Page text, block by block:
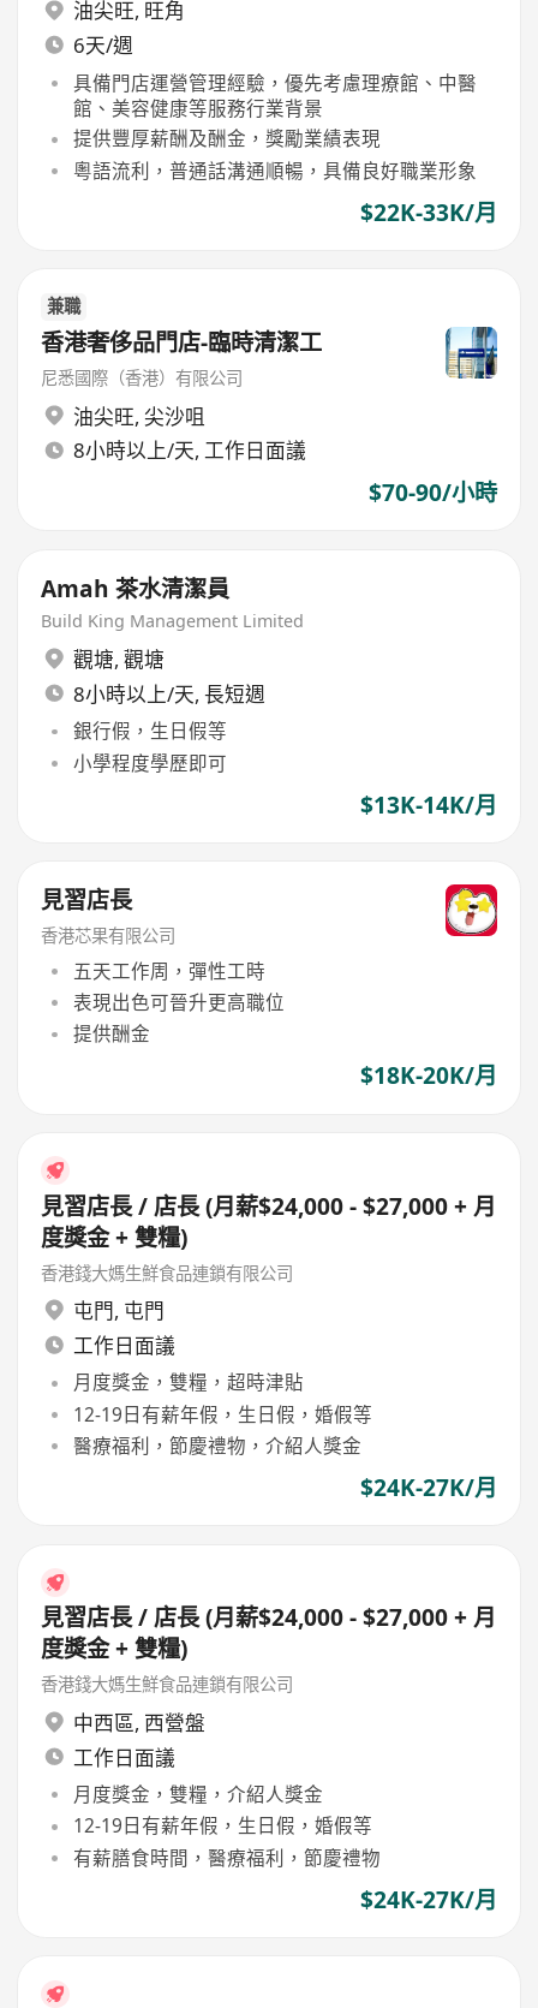
油尖旺, 旺角
6天/週
具備門店運營管理經驗，優先考慮理療館、中醫
館、美容健康等服務行業背景
提供豐厚薪酬及酬金，獎勵業績表現
粵語流利，普通話溝通順暢，具備良好職業形象
$22K-33K/月
兼職
香港奢侈品門店-臨時清潔工
尼悉國際（香港）有限公司
油尖旺, 尖沙咀
8小時以上/天, 工作日面議
$70-90/小時
Amah 茶水清潔員
Build King Management Limited
觀塘, 觀塘
8小時以上/天, 長短週
銀行假，生日假等
小學程度學歷即可
$13K-14K/月
見習店長
香港芯果有限公司
五天工作周，彈性工時
表現出色可晉升更高職位
提供酬金
$18K-20K/月
見習店長 / 店長 (月薪$24,000 - $27,000 + 月
度獎金 + 雙糧)
香港錢大媽生鮮食品連鎖有限公司
屯門, 屯門
工作日面議
月度獎金，雙糧，超時津貼
12-19日有薪年假，生日假，婚假等
醫療福利，節慶禮物，介紹人獎金
$24K-27K/月
見習店長 / 店長 (月薪$24,000 - $27,000 + 月
度獎金 + 雙糧)
香港錢大媽生鮮食品連鎖有限公司
中西區, 西營盤
工作日面議
月度獎金，雙糧，介紹人獎金
12-19日有薪年假，生日假，婚假等
有薪膳食時間，醫療福利，節慶禮物
$24K-27K/月